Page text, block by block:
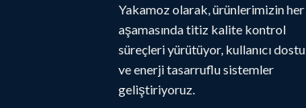
Yakamoz olarak, ürünlerimizin her
aşamasında titiz kalite kontrol
süreçleri yürütüyor, kullanıcı dostu
ve enerji tasarruflu sistemler
geliştiriyoruz.